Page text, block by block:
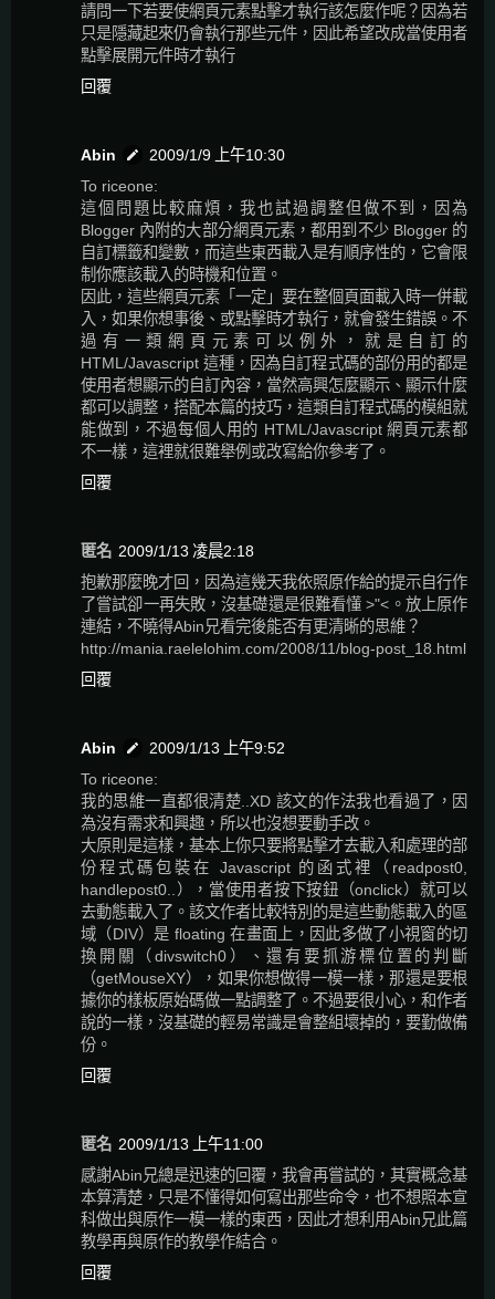
請問一下若要使網頁元素點擊才執行該怎麼作呢？因為若
只是隱藏起來仍會執行那些元件，因此希望改成當使用者
點擊展開元件時才執行
回覆
Abin
2009/1/9 上午10:30
To riceone:
這個問題比較麻煩，我也試過調整但做不到，因為
Blogger 內附的大部分網頁元素，都用到不少 Blogger 的
自訂標籤和變數，而這些東西載入是有順序性的，它會限
制你應該載入的時機和位置。
因此，這些網頁元素「一定」要在整個頁面載入時一併載
入，如果你想事後、或點擊時才執行，就會發生錯誤。不
過有一類網頁元素可以例外，就是自訂的
HTML/Javascript 這種，因為自訂程式碼的部份用的都是
使用者想顯示的自訂內容，當然高興怎麼顯示、顯示什麼
都可以調整，搭配本篇的技巧，這類自訂程式碼的模組就
能做到，不過每個人用的 HTML/Javascript 網頁元素都
不一樣，這裡就很難舉例或改寫給你參考了。
回覆
匿名 2009/1/13 凌晨2:18
抱歉那麼晚才回，因為這幾天我依照原作給的提示自行作
了嘗試卻一再失敗，沒基礎還是很難看懂 >"<。放上原作
連結，不曉得Abin兄看完後能否有更清晰的思維？
http://mania.raelelohim.com/2008/11/blog-post_18.html
回覆
Abin
2009/1/13 上午9:52
To riceone:
我的思維一直都很清楚..XD 該文的作法我也看過了，因
為沒有需求和興趣，所以也沒想要動手改。
大原則是這樣，基本上你只要將點擊才去載入和處理的部
份程式碼包裝在 Javascript 的函式裡（readpost0,
handlepost0..），當使用者按下按鈕（onclick）就可以
去動態載入了。該文作者比較特別的是這些動態載入的區
域（DIV）是 floating 在畫面上，因此多做了小視窗的切
換開關（divswitch0）、還有要抓游標位置的判斷
（getMouseXY），如果你想做得一模一樣，那還是要根
據你的樣板原始碼做一點調整了。不過要很小心，和作者
說的一樣，沒基礎的輕易常識是會整組壞掉的，要勤做備
份。
回覆
匿名 2009/1/13 上午11:00
感謝Abin兄總是迅速的回覆，我會再嘗試的，其實概念基
本算清楚，只是不懂得如何寫出那些命令，也不想照本宣
科做出與原作一模一樣的東西，因此才想利用Abin兄此篇
教學再與原作的教學作結合。
回覆